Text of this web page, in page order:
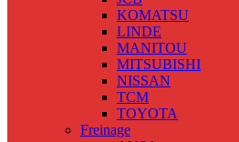
KOMATSU
LINDE
MANITOU
MITSUBISHI
NISSAN
TCM
TOYOTA
Freinage